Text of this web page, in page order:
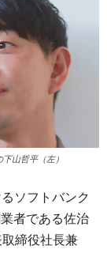
山哲平（左）
ソフトバンク
者である佐治
締役社長兼